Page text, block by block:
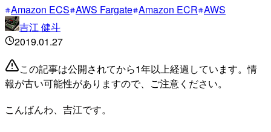
Amazon ECS AWS Fargate Amazon ECR AWS
吉江 健斗
2019.01.27
この記事は公開されてから1年以上経過しています。情
報が古い可能性がありますので、ご注意ください。
こんばんわ、吉江です。